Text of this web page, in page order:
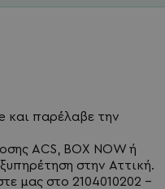
και παρέλαβε την
ACS, BOX NOW ή
στην Αττική.
μας στο 2104010202 -